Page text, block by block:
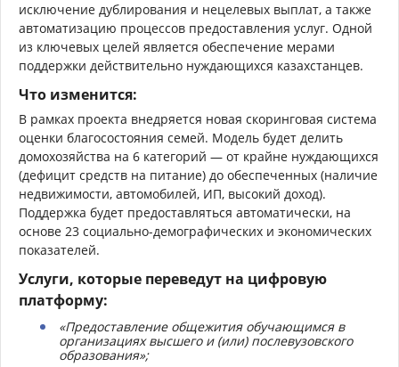
исключение дублирования и нецелевых выплат, а также
автоматизацию процессов предоставления услуг. Одной
из ключевых целей является обеспечение мерами
поддержки действительно нуждающихся казахстанцев.
Что изменится:
В рамках проекта внедряется новая скоринговая система
оценки благосостояния семей. Модель будет делить
домохозяйства на 6 категорий — от крайне нуждающихся
(дефицит средств на питание) до обеспеченных (наличие
недвижимости, автомобилей, ИП, высокий доход).
Поддержка будет предоставляться автоматически, на
основе 23 социально-демографических и экономических
показателей.
Услуги, которые переведут на цифровую
платформу:
«Предоставление общежития обучающимся в
организациях высшего и (или) послевузовского
образования»;